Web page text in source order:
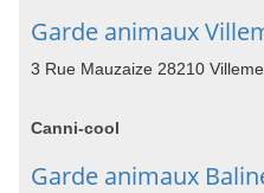
Garde animaux
3 Rue Mauzaize 28210
Canni-cool
Garde animaux